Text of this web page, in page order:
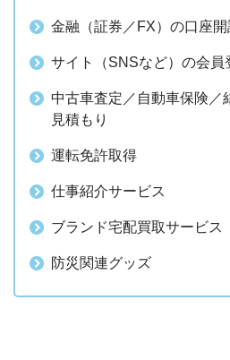
金融（証券／FX）の口座開
サイト（SNSなど）の会員
中古車査定／自動車保険／
見積もり
運転免許取得
仕事紹介サービス
ブランド宅配買取サービス
防災関連グッズ